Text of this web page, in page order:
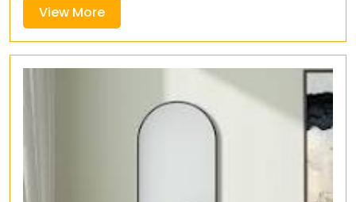
View MoreView
More